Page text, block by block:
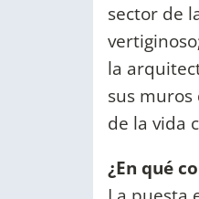
sector de
la
sus
de la vida
¿En qué